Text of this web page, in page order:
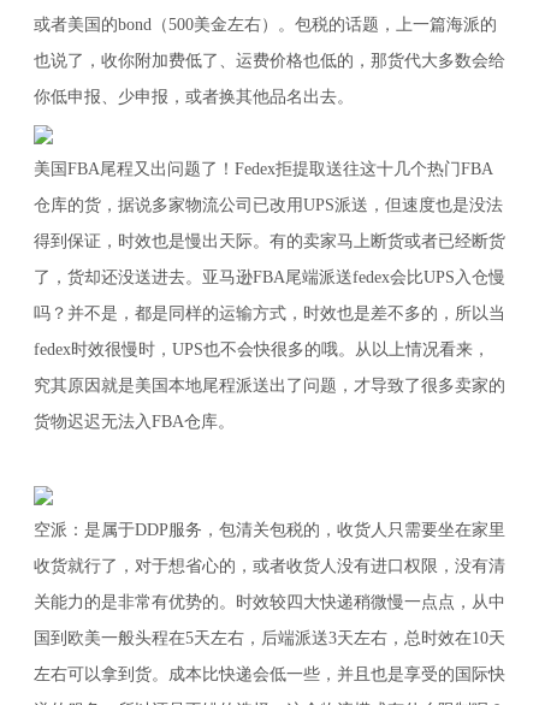
或者美国的bond（500美金左右）。包税的话题，上一篇海派的
也说了，收你附加费低了、运费价格也低的，那货代大多数会给
你低申报、少申报，或者换其他品名出去。
美国FBA尾程又出问题了！Fedex拒提取送往这十几个热门FBA
仓库的货，据说多家物流公司已改用UPS派送，但速度也是没法
得到保证，时效也是慢出天际。有的卖家马上断货或者已经断货
了，货却还没送进去。亚马逊FBA尾端派送fedex会比UPS入仓慢
吗？并不是，都是同样的运输方式，时效也是差不多的，所以当
fedex时效很慢时，UPS也不会快很多的哦。从以上情况看来，
究其原因就是美国本地尾程派送出了问题，才导致了很多卖家的
货物迟迟无法入FBA仓库。
空派：是属于DDP服务，包清关包税的，收货人只需要坐在家里
收货就行了，对于想省心的，或者收货人没有进口权限，没有清
关能力的是非常有优势的。时效较四大快递稍微慢一点点，从中
国到欧美一般头程在5天左右，后端派送3天左右，总时效在10天
左右可以拿到货。成本比快递会低一些，并且也是享受的国际快